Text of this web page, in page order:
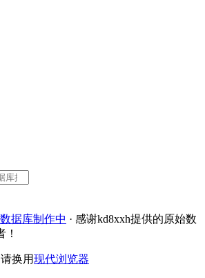
据库制作中 · 感谢kd8xxh提供的原始数
！
换用现代浏览器